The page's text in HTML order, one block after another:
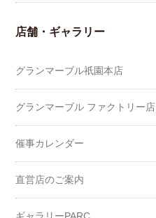
店舗・ギャラリー
グランマーブル祇園本店
グランマーブル ファクトリー店
催事カレンダー
直営店のご案内